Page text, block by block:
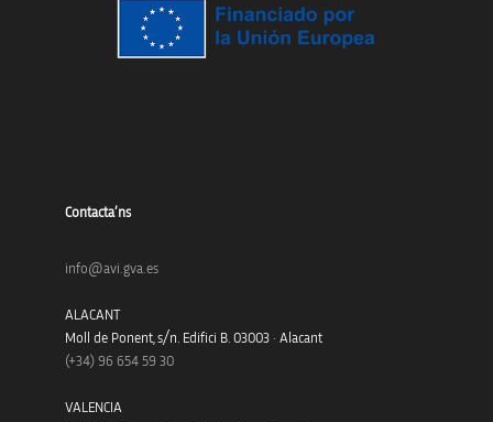
Contacta’ns
info@avi.gva.es
ALACANT
Moll de Ponent, s/n. Edifici B. 03003 · Alacant
(+34) 96 654 59 30
VALENCIA